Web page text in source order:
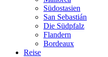
Südostasien
San Sebastián
Die Südpfalz
Flandern
Bordeaux
Reise